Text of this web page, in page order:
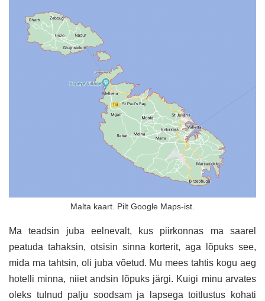
Malta kaart. Pilt Google Maps-ist.
Ma teadsin juba eelnevalt, kus piirkonnas ma saarel
peatuda tahaksin, otsisin sinna korterit, aga lõpuks see,
mida ma tahtsin, oli juba võetud. Mu mees tahtis kogu aeg
hotelli minna, niiet andsin lõpuks järgi. Kuigi minu arvates
oleks tulnud palju soodsam ja lapsega toitlustus kohati